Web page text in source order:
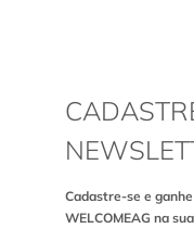
Cadastre-se e
WELCOMEAG na